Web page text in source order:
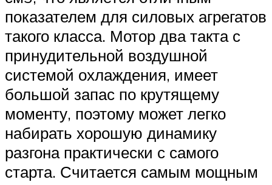
показателем для силовых агрегатов
такого класса. Мотор два такта с
принудительной воздушной
системой охлаждения, имеет
большой запас по крутящему
моменту, поэтому может легко
набирать хорошую динамику
разгона практически с самого
старта. Считается самым мощным